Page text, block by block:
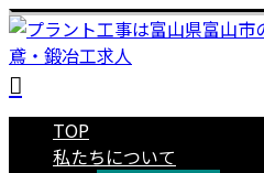
TOP
私たちについて